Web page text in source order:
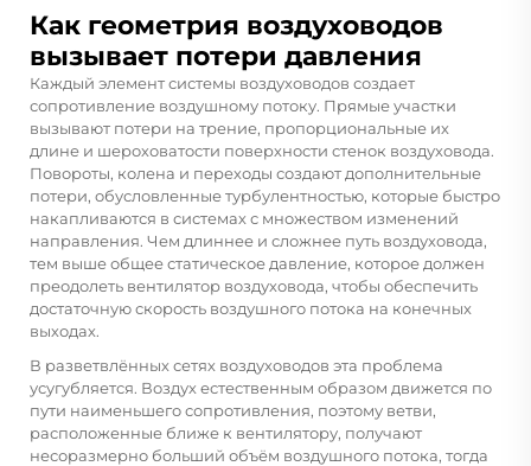
Как геометрия воздуховодов
вызывает потери давления
Каждый элемент системы воздуховодов создает
сопротивление воздушному потоку. Прямые участки
вызывают потери на трение, пропорциональные их
длине и шероховатости поверхности стенок воздуховода.
Повороты, колена и переходы создают дополнительные
потери, обусловленные турбулентностью, которые быстро
накапливаются в системах с множеством изменений
направления. Чем длиннее и сложнее путь воздуховода,
тем выше общее статическое давление, которое должен
преодолеть вентилятор воздуховода, чтобы обеспечить
достаточную скорость воздушного потока на конечных
выходах.
В разветвлённых сетях воздуховодов эта проблема
усугубляется. Воздух естественным образом движется по
пути наименьшего сопротивления, поэтому ветви,
расположенные ближе к вентилятору, получают
несоразмерно больший объём воздушного потока, тогда